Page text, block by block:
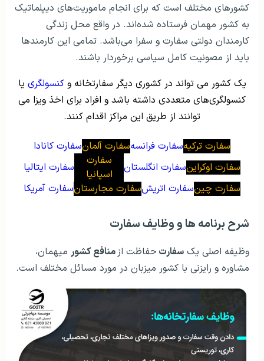
کشورهای مختلف است که برای انجام ماموریت‌های دیپلماتیک
به کشور مهمان فرستاده شده‌اند. در واقع محل زندگی
کارمندان دولتی سفارت و سفرا می‌باشد. تمامی این کارمندها
باید از مصونیت کامل سیاسی برخوردار باشند.
یک کشور می تواند در کشوری دیگر سفارتخانه وکنسولگری یا
کنسولگری‌های متعددی داشته باشد و افراد برای اخذ ویزا می
توانند از طریق این مراکز اقدام کنند.
سفارت ترکیهسفارت فرانسهسفارت آلمانسفارت کانادا
سفارت اوکراینسفارت انگلستان
سفارت
اسپانیا
سفارت ایتالیا
سفارت چینسفارت اتریشسفارت مجارستانسفارت آمریکا
شرح برنامه ها و وظایف سفارت
وظیفه اصلی یک سفارت حفاظت از منافع کشور میهمان،
مشاوره و رایزنی با کشور میزبان در مورد مسائل مختلف است.